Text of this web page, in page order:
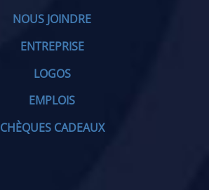
NOUS JOINDRE
ENTREPRISE
LOGOS
EMPLOIS
CHÈQUES CADEAUX